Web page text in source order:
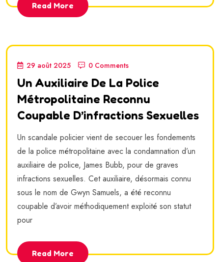
Read More
29 août 2025 0 Comments
Un Auxiliaire De La Police
Métropolitaine Reconnu
Coupable D’infractions Sexuelles
Un scandale policier vient de secouer les fondements
de la police métropolitaine avec la condamnation d’un
auxiliaire de police, James Bubb, pour de graves
infractions sexuelles. Cet auxiliaire, désormais connu
sous le nom de Gwyn Samuels, a été reconnu
coupable d’avoir méthodiquement exploité son statut
pour
Read More